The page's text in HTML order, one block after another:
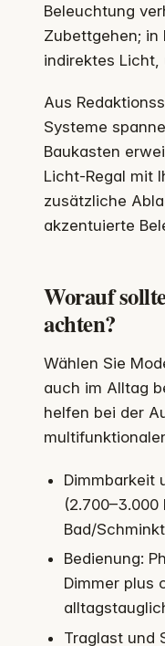
Beleuchtung
Zubettgehen;
indirektes Licht,
Aus
Systeme
Baukasten
Licht-Regal mit
zusätzliche
akzentuierte
Worauf
achten?
Wählen Sie
auch im Alltag
helfen bei der
Dimmbarkeit
Bad/
Bedienung:
Dimmer plus
Traglast und